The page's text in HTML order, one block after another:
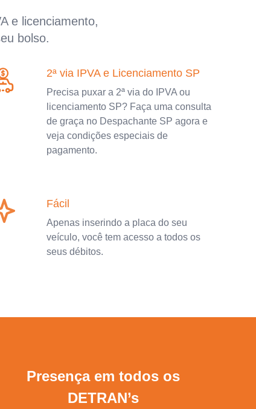
e licenciamento,
bolso.
2ª via IPVA e Licenciamento SP
Precisa puxar a 2ª via do IPVA ou
licenciamento SP? Faça uma consulta
de graça no Despachante SP agora e
veja condições especiais de
pagamento.
Fácil
Apenas inserindo a placa do seu
veículo, você tem acesso a todos os
seus débitos.
Presença em todos os
DETRAN’s